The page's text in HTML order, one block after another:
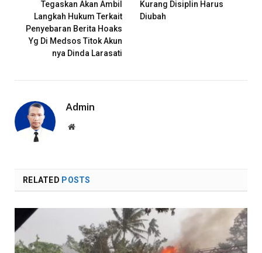
Tegaskan Akan Ambil
Langkah Hukum Terkait
Penyebaran Berita Hoaks
Yg Di Medsos Titok Akun
nya Dinda Larasati
Kurang Disiplin Harus
Diubah
Admin
Website
RELATED POSTS